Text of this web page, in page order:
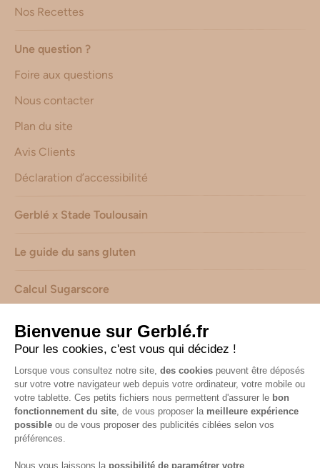
Nos Recettes
Une question ?
Foire aux questions
Nous contacter
Plan du site
Avis Clients
Déclaration d’accessibilité
Gerblé x Stade Toulousain
Le guide du sans gluten
Calcul Sugarscore
Suivez-nous sur les réseaux !
Mentions légales Consignes de tri de nos emballages